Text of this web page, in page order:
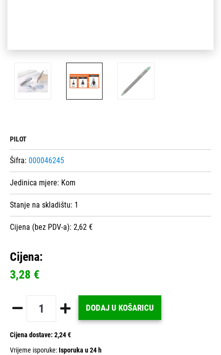
PILOT
Šifra: 000046245
Jedinica mjere: Kom
Stanje na skladištu: 1
Cijena (bez PDV-a): 2,62 €
Cijena:
3,28 €
DODAJ U KOŠARICU
Cijena dostave: 2,24 €
Vrijeme isporuke:Isporuka u 24 h